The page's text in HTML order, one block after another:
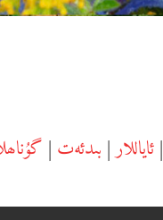
|ئاياللار|بىدئەت|